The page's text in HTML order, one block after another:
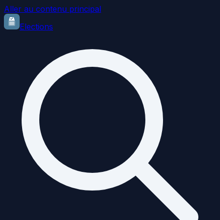
Aller au contenu principal
Elections